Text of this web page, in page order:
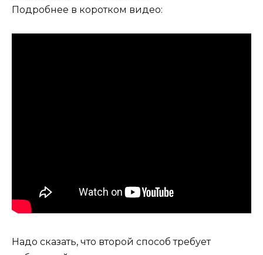
Подробнее в коротком видео:
Надо сказать, что второй способ требует